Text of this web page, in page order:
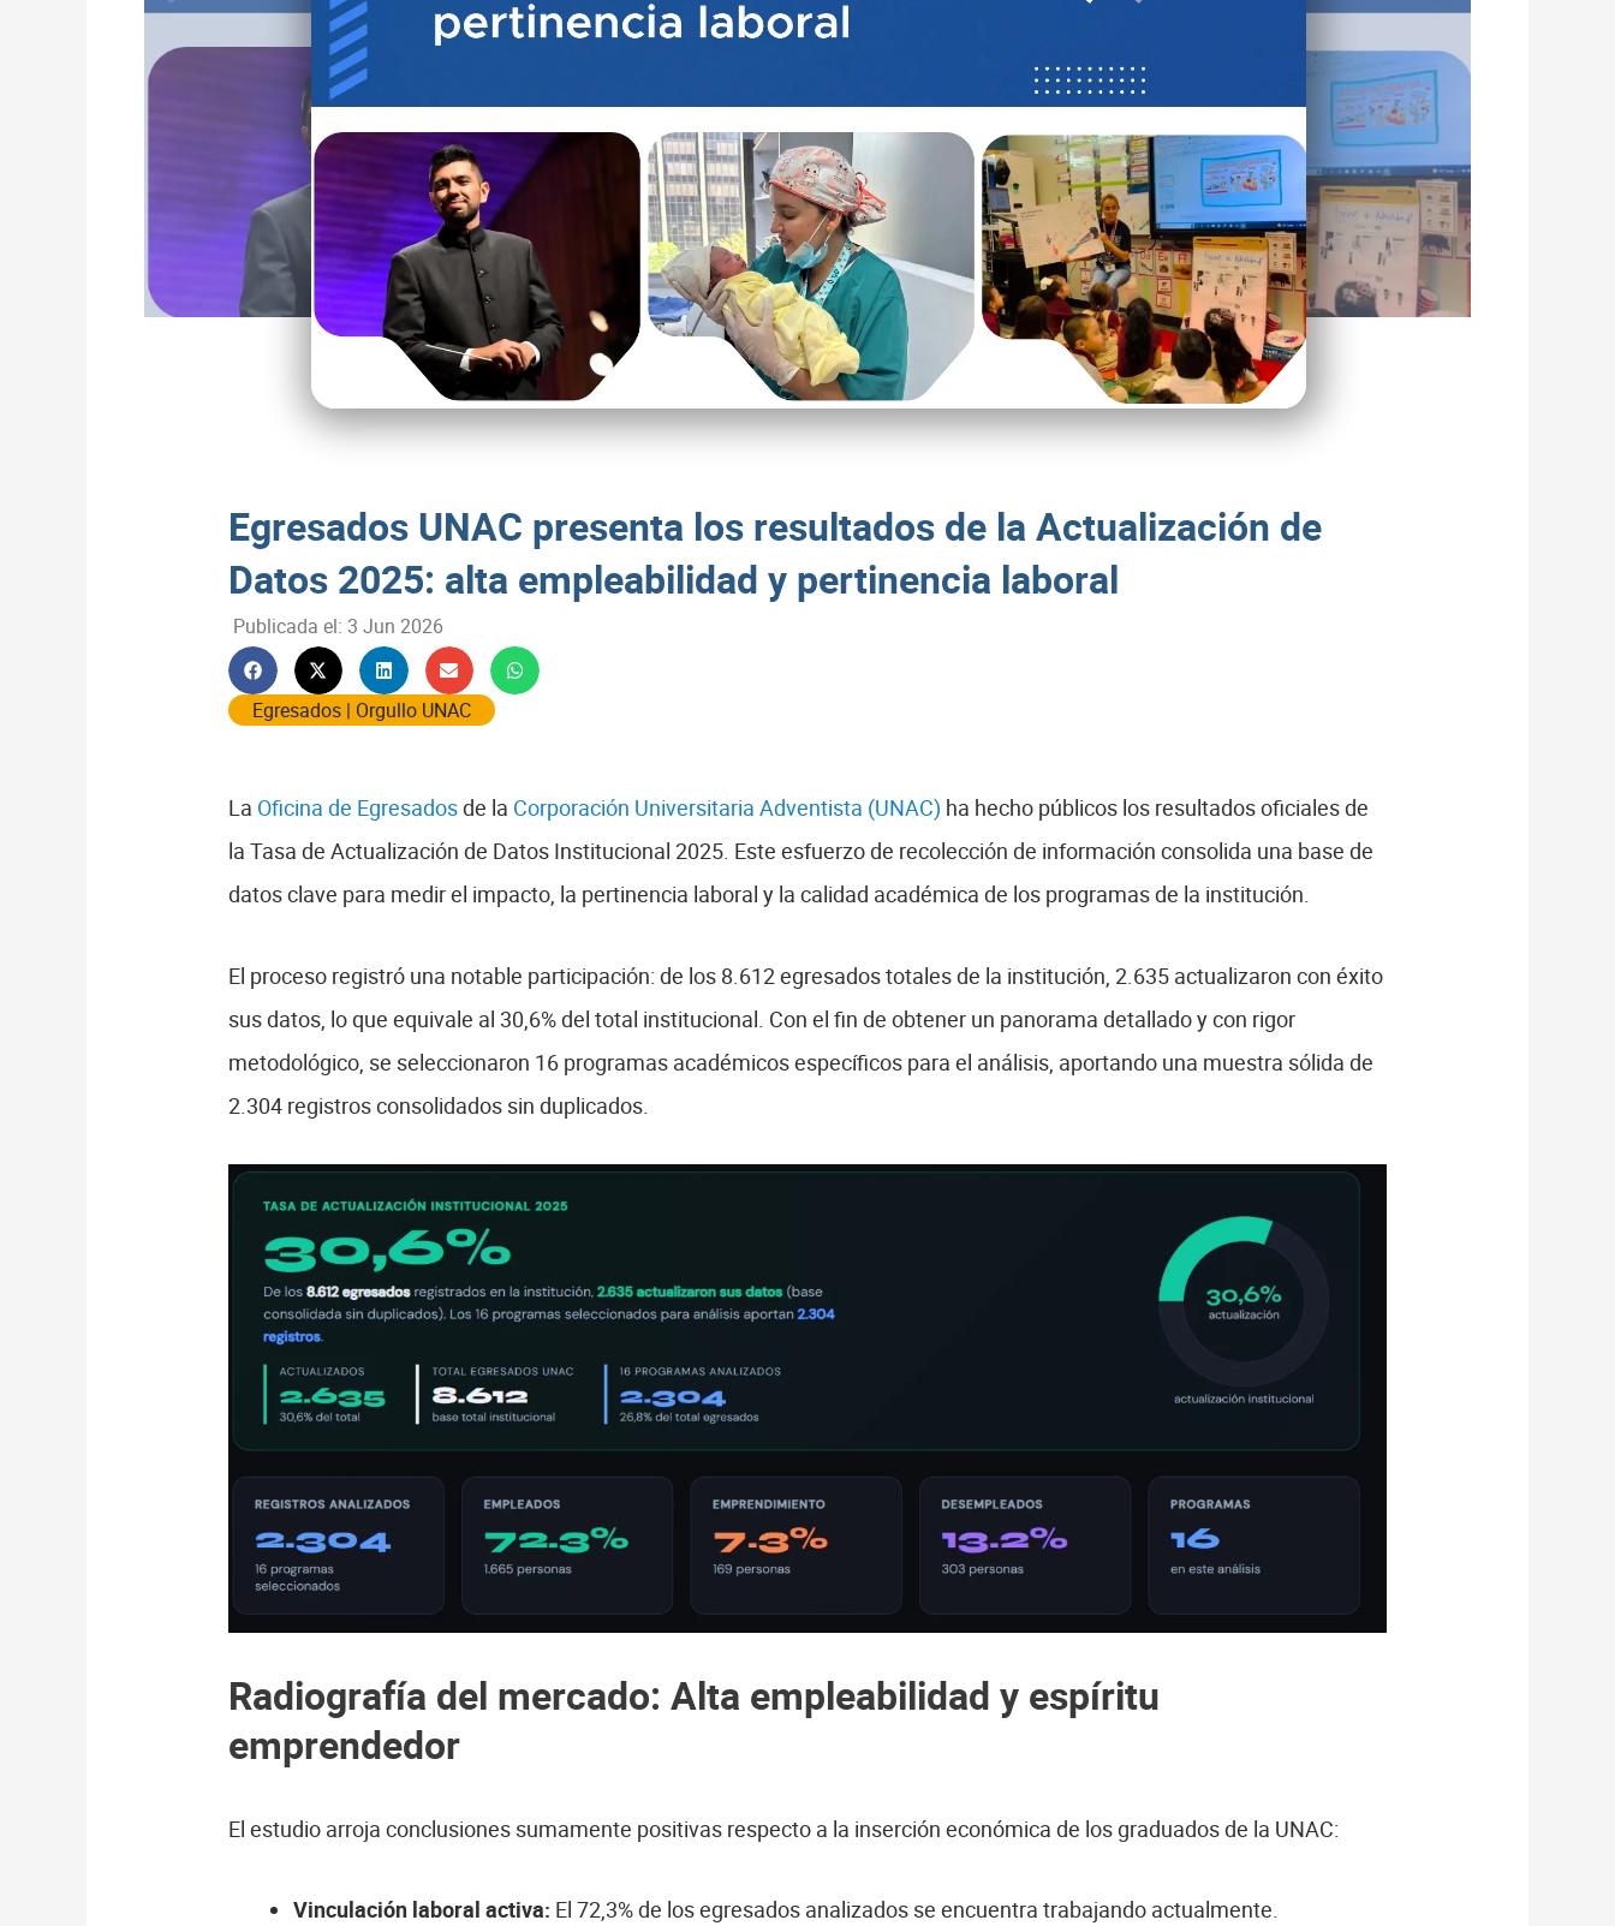
Egresados UNAC presenta los resultados de la Actualización de
Datos 2025: alta empleabilidad y pertinencia laboral
Publicada el: 3 Jun 2026
Egresados | Orgullo UNAC
La Oficina de Egresadosde la Corporación Universitaria Adventista (UNAC) ha hecho públicos los resultados oficiales de
la Tasa de Actualización de Datos Institucional 2025. Este esfuerzo de recolección de información consolida una base de
datos clave para medir el impacto, la pertinencia laboral y la calidad académica de los programas de la institución.
El proceso registró una notable participación: de los 8.612 egresados totales de la institución, 2.635 actualizaron con éxito
sus datos, lo que equivale al 30,6% del total institucional. Con el fin de obtener un panorama detallado y con rigor
metodológico, se seleccionaron 16 programas académicos específicos para el análisis, aportando una muestra sólida de
2.304 registros consolidados sin duplicados.
Radiografía del mercado: Alta empleabilidad y espíritu
emprendedor
El estudio arroja conclusiones sumamente positivas respecto a la inserción económica de los graduados de la UNAC:
Vinculación laboral activa: El 72,3% de los egresados analizados se encuentra trabajando actualmente.